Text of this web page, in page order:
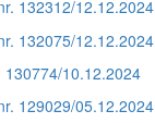
132312/12.12.2024
132075/12.12.2024
130774/10.12.2024
129029/05.12.2024